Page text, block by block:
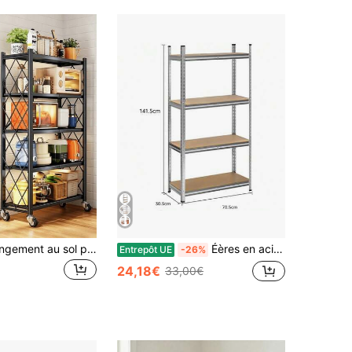
Étagère de rangement au sol pliable multicouche - Support de sol pliable sans assemblage avec roulettes universelles, mobile, gain de place, robuste et durable, disponible en plusieurs tailles, idéal pour le rangement et l'organisation dans les cuisines, les salons et les bureaux
Entrepôt UE -26% Éères en acier galvanisé à 5 niveaux robustes| Unité de stockage d'une capacité de 875 kg| Grand support de garage, organisateur d'éères de garde-manger de cuisine
24,18€ 33,00€